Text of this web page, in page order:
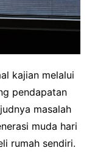
kajian melalui
pendapatan
masalah
muda hari
rumah sendiri.